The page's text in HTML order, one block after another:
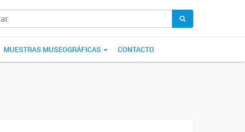
MUESTRAS MUSEOGRÁFICAS CONTACTO